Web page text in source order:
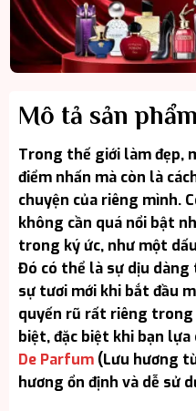
Mô tả sản phẩm
Trong thế giới làm đẹp,
điểm nhấn mà còn là
chuyện của riêng mình.
không cần quá nổi bật
trong ký ức, như một
Đó có thể là sự dịu
sự tươi mới khi bắt đầu
quyến rũ rất riêng trong
biệt, đặc biệt khi bạn lựa
De Parfum(Lưu hương
hương ổn định và dễ sử